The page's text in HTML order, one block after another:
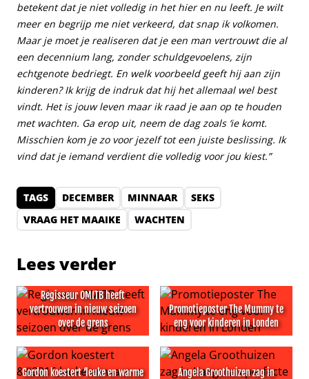
betekent dat je niet volledig in het hier en nu leeft. Je wilt
meer en begrijp me niet verkeerd, dat snap ik volkomen.
Maar je moet je realiseren dat je een man vertrouwt die al
een decennium lang, zonder schuldgevoelens, zijn
echtgenote bedriegt. En welk voorbeeld geeft hij aan zijn
kinderen? Ik krijg de indruk dat hij het allemaal wel best
vindt. Het is jouw leven maar ik raad je aan op te houden
met wachten. Ga erop uit, neem de dag zoals ‘ie komt.
Misschien kom je zo voor jezelf tot een juiste beslissing. Ik
vind dat je iemand verdient die volledig voor jou kiest.”
TAGS DECEMBER MINNAAR
SEKS
VRAAG HET MAAIKE
WACHTEN
Lees verder
Regisseur OMITB heeft
vertrouwen in nieuw seizoen
over de grens
Regisseur OMITB heeft vertrouwen in nieuw seizoen
Promotieposter The Mummy te
eng voor kinderen in Londen
Promotieposter The
Gordon koestert ‘leuke en warme
Angela Groothuizen zag in